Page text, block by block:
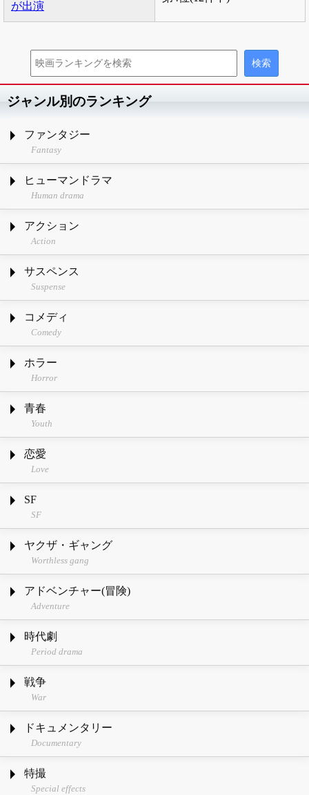
が出演
ジャンル別のランキング
ファンタジー
Fantasy
ヒューマンドラマ
Human drama
アクション
Action
サスペンス
Suspense
コメディ
Comedy
ホラー
Horror
青春
Youth
恋愛
Love
SF
SF
ヤクザ・ギャング
Worthless gang
アドベンチャー(冒険)
Adventure
時代劇
Period drama
戦争
War
ドキュメンタリー
Documentary
特撮
Special effects